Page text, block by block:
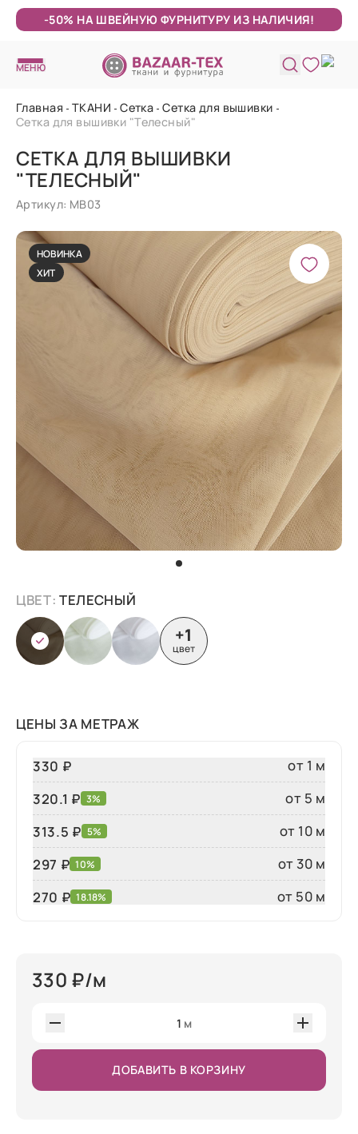
-50% НА ШВЕЙНУЮ ФУРНИТУРУ ИЗ НАЛИЧИЯ!
МЕНЮ
Главная ТКАНИ Сетка Сетка для вышивки
Сетка для вышивки "Телесный"
СЕТКА ДЛЯ ВЫШИВКИ
"ТЕЛЕСНЫЙ"
Артикул: МВ03
НОВИНКА
ХИТ
ЦВЕТ:ТЕЛЕСНЫЙ
+1
цвет
ЦЕНЫ ЗА МЕТРАЖ
330 ₽
от 1 м
320.1 ₽ 3%
от 5 м
313.5 ₽ 5%
от 10 м
297 ₽ 10%
от 30 м
270 ₽ 18.18% от 50 м
330 ₽/м
1 м
ДОБАВИТЬ В КОРЗИНУ